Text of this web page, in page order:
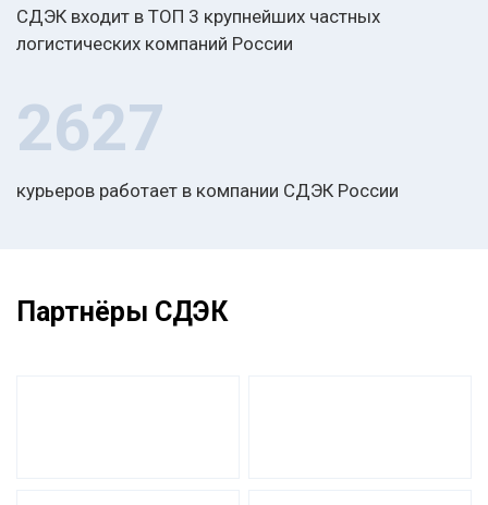
СДЭК входит в ТОП 3 крупнейших частных
логистических компаний России
2627
курьеров работает в компании СДЭК России
Партнёры СДЭК